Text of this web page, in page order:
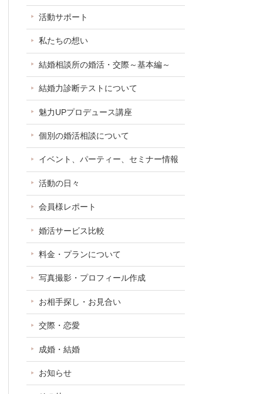
活動サポート
私たちの想い
結婚相談所の婚活・交際～基本編～
結婚力診断テストについて
魅力UPプロデュース講座
個別の婚活相談について
イベント、パーティー、セミナー情報
活動の日々
会員様レポート
婚活サービス比較
料金・プランについて
写真撮影・プロフィール作成
お相手探し・お見合い
交際・恋愛
成婚・結婚
お知らせ